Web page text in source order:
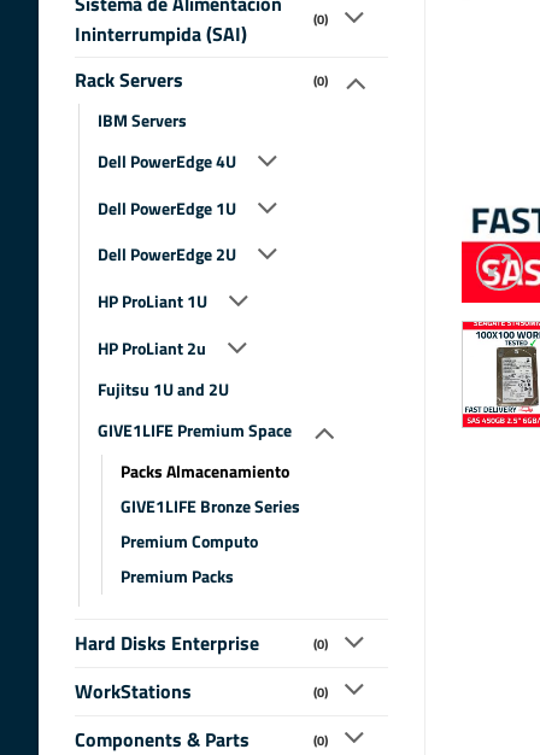
Ininterrumpida (SAI)
(0)
Rack Servers (0)
IBM Servers
Dell PowerEdge 4U
Dell PowerEdge 1U
Dell PowerEdge 2U
HP ProLiant 1U
HP ProLiant 2u
Fujitsu 1U and 2U
GIVE1LIFE Premium Space
Packs Almacenamiento
GIVE1LIFE Bronze Series
Premium Computo
Premium Packs
Hard Disks Enterprise (0)
WorkStations (0)
Components & Parts (0)